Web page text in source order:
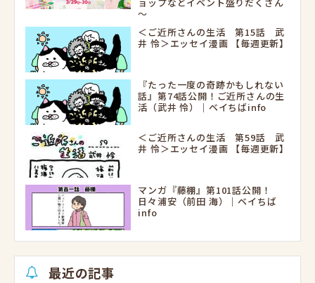
～
＜ご近所さんの生活 第15話 武
井 怜＞エッセイ漫画 【毎週更新】
『たった一度の奇跡かもしれない
話』第74話公開！ご近所さんの生
活（武井 怜）｜ベイちばinfo
＜ご近所さんの生活 第59話 武
井 怜＞エッセイ漫画 【毎週更新】
マンガ『藤棚』第101話公開！
日々浦安（前田 海）｜ベイちば
info
最近の記事